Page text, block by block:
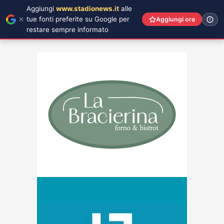
Aggiungi www.stadionews.it alle
tue fonti preferite su Google per
restare sempre informato
Aggiungi ora